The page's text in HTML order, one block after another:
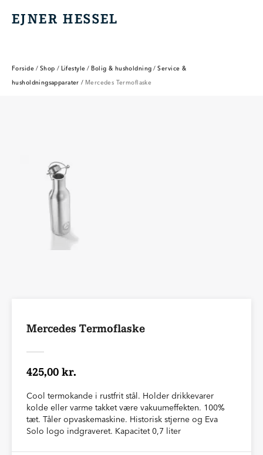
EJNER HESSEL
EJNER HESSEL
Forside / Shop / Lifestyle / Bolig & husholdning / Service &
husholdningsapparater / Mercedes Termoflaske
Mercedes Termoflaske
425,00 kr.
Cool termokande i rustfrit stål. Holder drikkevarer
kolde eller varme takket være vakuumeffekten. 100%
tæt. Tåler opvaskemaskine. Historisk stjerne og Eva
Solo logo indgraveret. Kapacitet 0,7 liter